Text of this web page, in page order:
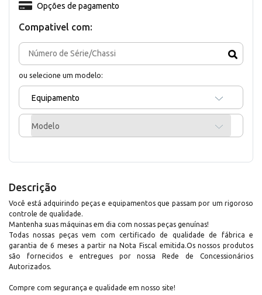
Compativel com:
ou selecione um modelo:
Equipamento
Modelo
Opções de pagamento
Descrição
Você está adquirindo peças e equipamentos que passam por um rigoroso
controle de qualidade.
Mantenha suas máquinas em dia com nossas peças genuínas!
Todas nossas peças vem com certificado de qualidade de fábrica e
garantia de 6 meses a partir na Nota Fiscal emitida.Os nossos produtos
são fornecidos e entregues por nossa Rede de Concessionários
Autorizados.
Compre com segurança e qualidade em nosso site!